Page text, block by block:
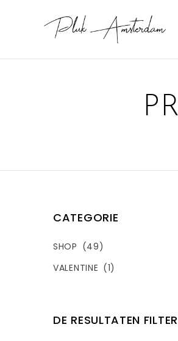
CATEGORIE
SHOP (49)
VALENTINE (1)
DE RESULTATEN